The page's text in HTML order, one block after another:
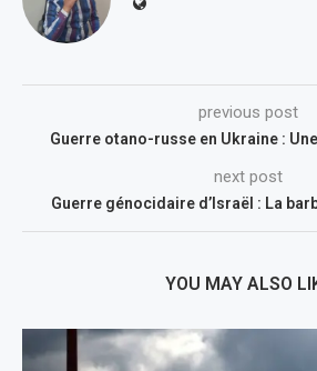
previous post
Guerre otano-russe en Ukraine :
next post
Guerre génocidaire d’Israël : La
YOU MAY ALSO